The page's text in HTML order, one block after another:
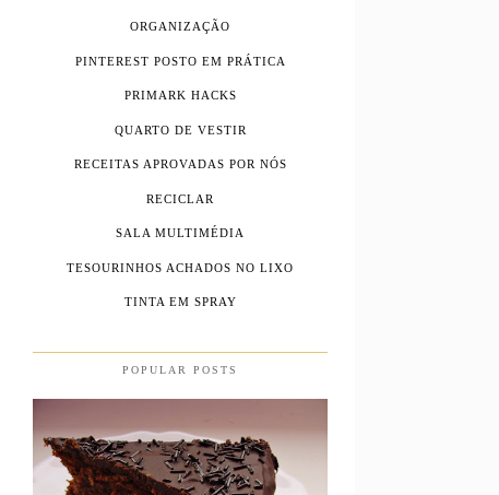
ORGANIZAÇÃO
PINTEREST POSTO EM PRÁTICA
PRIMARK HACKS
QUARTO DE VESTIR
RECEITAS APROVADAS POR NÓS
RECICLAR
SALA MULTIMÉDIA
TESOURINHOS ACHADOS NO LIXO
TINTA EM SPRAY
POPULAR POSTS